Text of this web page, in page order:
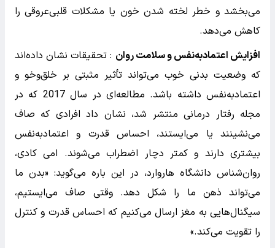
می‌بخشد و خطر لخته شدن خون یا مشکلات قلبی‌عروقی را
کاهش می‌دهد.
افزایش اعتمادبه‌نفس و سلامت روان : تحقیقات نشان داده‌اند
که وضعیت بدنی خوب می‌تواند تأثیر مثبتی بر خلق‌وخو و
اعتمادبه‌نفس داشته باشد. مطالعه‌ای در سال 2017 که در
مجله رفتار درمانی منتشر شد، نشان داد افرادی که صاف
می‌نشینند یا می‌ایستند، احساس قدرت و اعتمادبه‌نفس
بیشتری دارند و کمتر دچار اضطراب می‌شوند. امی کادی،
روان‌شناس دانشگاه هاروارد، در این باره می‌گوید: «بدن ما
می‌تواند ذهن ما را شکل دهد. وقتی صاف می‌ایستیم،
سیگنال‌هایی به مغز ارسال می‌کنیم که احساس قدرت و کنترل
را تقویت می‌کند.»